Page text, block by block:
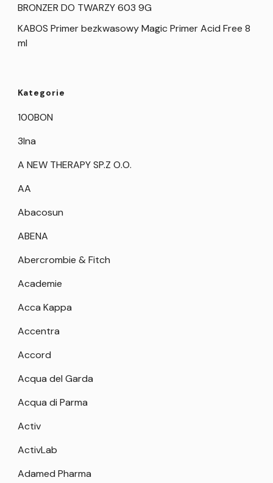
BRONZER DO TWARZY 603 9G
KABOS Primer bezkwasowy Magic Primer Acid Free 8
ml
Kategorie
100BON
3Ina
A NEW THERAPY SP.Z O.O.
AA
Abacosun
ABENA
Abercrombie & Fitch
Academie
Acca Kappa
Accentra
Accord
Acqua del Garda
Acqua di Parma
Activ
ActivLab
Adamed Pharma